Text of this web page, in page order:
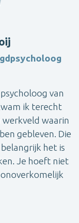
van
ik terecht
waarin
gebleven. Die
het is
Je hoeft niet